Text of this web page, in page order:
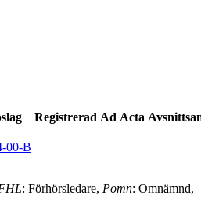
Registrerad Ad Acta
00-B
: Förhörsledare, Pomn: Omnämnd,